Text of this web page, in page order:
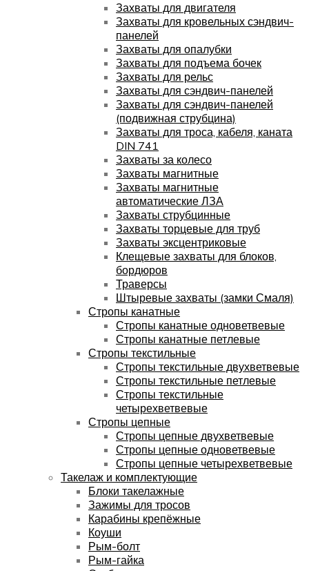
Захваты для двигателя
Захваты для кровельных сэндвич-
панелей
Захваты для опалубки
Захваты для подъема бочек
Захваты для рельс
Захваты для сэндвич-панелей
Захваты для сэндвич-панелей
(подвижная струбцина)
Захваты для троса, кабеля, каната
DIN 741
Захваты за колесо
Захваты магнитные
Захваты магнитные
автоматические ЛЗА
Захваты струбцинные
Захваты торцевые для труб
Захваты эксцентриковые
Клещевые захваты для блоков,
бордюров
Траверсы
Штыревые захваты (замки Смаля)
Стропы канатные
Стропы канатные одноветвевые
Стропы канатные петлевые
Стропы текстильные
Стропы текстильные двухветвевые
Стропы текстильные петлевые
Стропы текстильные
четырехветвевые
Стропы цепные
Стропы цепные двухветвевые
Стропы цепные одноветвевые
Стропы цепные четырехветвевые
Такелаж и комплектующие
Блоки такелажные
Зажимы для тросов
Карабины крепёжные
Коуши
Рым-болт
Рым-гайка